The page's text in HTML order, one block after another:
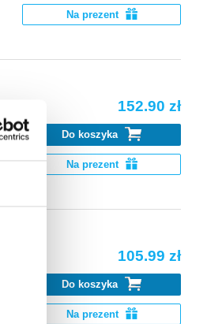
Na prezent
152.90 zł
Do koszyka
Na prezent
105.99 zł
Do koszyka
Na prezent